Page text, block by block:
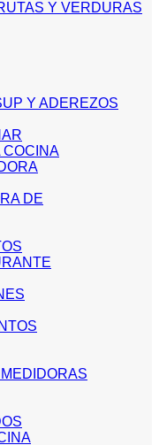
Y VERDURAS
Y ADEREZOS
COCINA
DE